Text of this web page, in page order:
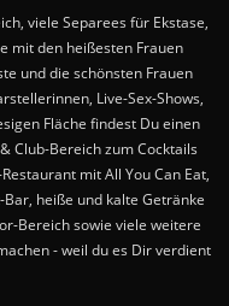
viele Separees für Ekstase,
mit den heißesten Frauen
und die schönsten Frauen
Live-Sex-Shows,
Fläche findest Du einen
Club-Bereich zum Cocktails
mit All You Can Eat,
heiße und kalte Getränke
Bereich sowie viele weitere
- weil du es Dir verdient